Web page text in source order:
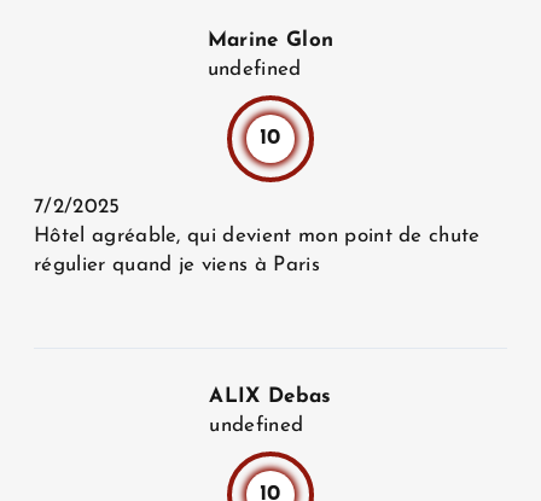
Marine Glon
undefined
10
7/2/2025
Hôtel agréable, qui devient mon point de chute
régulier quand je viens à Paris
ALIX Debas
undefined
10